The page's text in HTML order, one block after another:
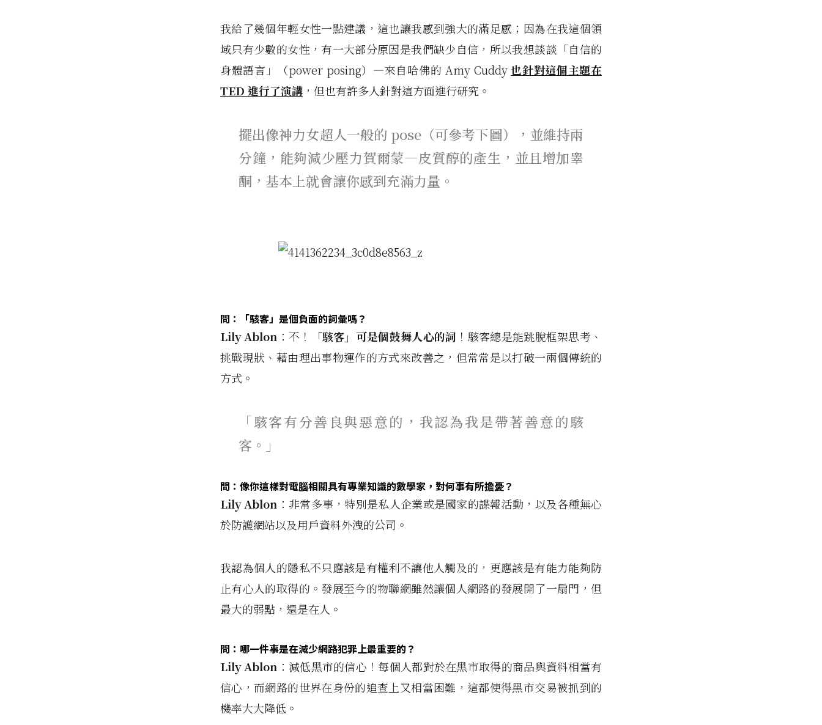
我給了幾個年輕女性一點建議，這也讓我感到強大的滿足感；因為在我這個領
域只有少數的女性，有一大部分原因是我們缺少自信，所以我想談談「自信的
身體語言」（power posing）—來自哈佛的 Amy Cuddy也針對這個主題在
TED 進行了演講 ，但也有許多人針對這方面進行研究。
擺出像神力女超人一般的 pose（可參考下圖），並維持兩
分鐘，能夠減少壓力賀爾蒙—皮質醇的產生，並且增加睾
酮，基本上就會讓你感到充滿力量。
問：「駭客」是個負面的詞彙嗎？
Lily Ablon ：不！ 「駭客」可是個鼓舞人心的詞 ！駭客總是能跳脫框架思考、
挑戰現狀、藉由理出事物運作的方式來改善之，但常常是以打破一兩個傳統的
方式。
「駭客有分善良與惡意的，我認為我是帶著善意的駭
客。」
問：像你這樣對電腦相關具有專業知識的數學家，對何事有所擔憂？
Lily Ablon ：非常多事，特別是私人企業或是國家的諜報活動，以及各種無心
於防護網站以及用戶資料外洩的公司。
我認為個人的隱私不只應該是有權利不讓他人觸及的，更應該是有能力能夠防
止有心人的取得的。發展至今的物聯網雖然讓個人網路的發展開了一扇門，但
最大的弱點，還是在人。
問：哪一件事是在減少網路犯罪上最重要的？
Lily Ablon ：減低黑市的信心！每個人都對於在黑市取得的商品與資料相當有
信心，而網路的世界在身份的追查上又相當困難，這都使得黑市交易被抓到的
機率大大降低。